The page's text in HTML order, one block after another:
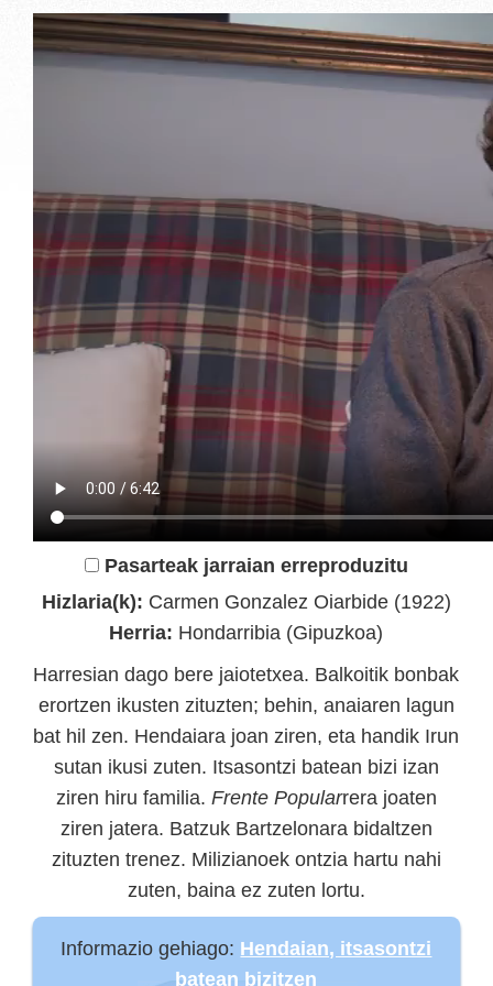
Pasarteak jarraian erreproduzitu
Hizlaria(k): Carmen Gonzalez Oiarbide (1922)
Herria: Hondarribia (Gipuzkoa)
Harresian dago bere jaiotetxea. Balkoitik bonbak
erortzen ikusten zituzten; behin, anaiaren lagun
bat hil zen. Hendaiara joan ziren, eta handik Irun
sutan ikusi zuten. Itsasontzi batean bizi izan
ziren hiru familia. Frente Popularrera joaten
ziren jatera. Batzuk Bartzelonara bidaltzen
zituzten trenez. Milizianoek ontzia hartu nahi
zuten, baina ez zuten lortu.
Informazio gehiago: Hendaian, itsasontzi
batean bizitzen